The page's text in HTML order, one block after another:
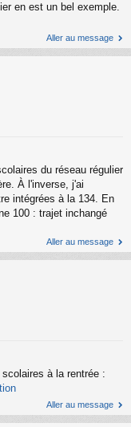
en est un bel exemple.
Aller au message
du réseau régulier
À l'inverse, j'ai
intégrées à la 134. En
100 : trajet inchangé
Aller au message
à la rentrée :
Aller au message